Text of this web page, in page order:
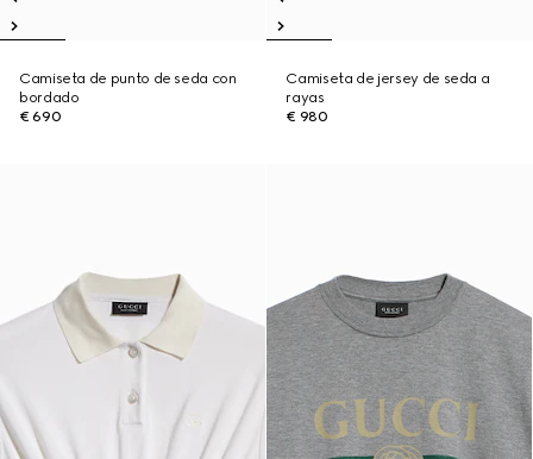
Camiseta de punto de seda con
bordado
€ 690
Camiseta de jersey de seda a
rayas
€ 980